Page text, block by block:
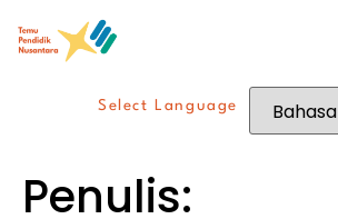
Select Language
Penulis: